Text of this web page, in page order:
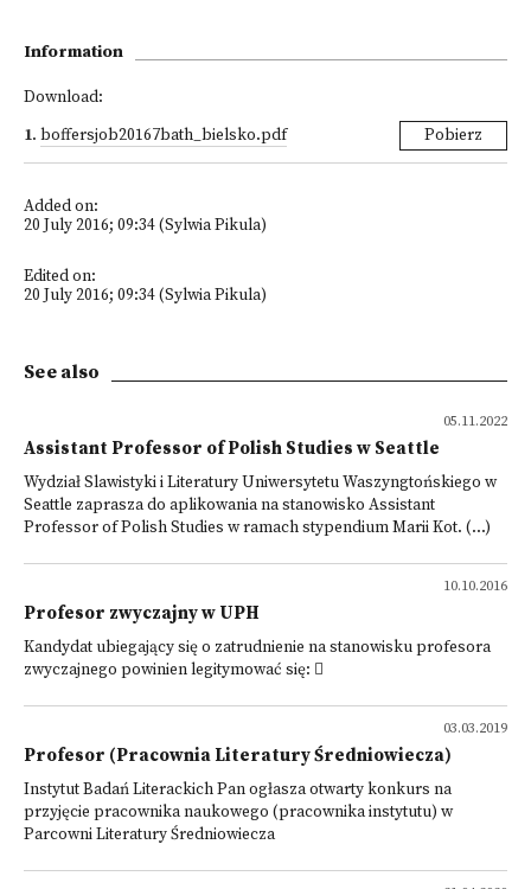
Information
Download:
1. boffersjob20167bath_bielsko.pdf Pobierz
Added on:
20 July 2016; 09:34 (Sylwia Pikula)
Edited on:
20 July 2016; 09:34 (Sylwia Pikula)
See also
05.11.2022
Assistant Professor of Polish Studies w Seattle
Wydział Slawistyki i Literatury Uniwersytetu Waszyngtońskiego w
Seattle zaprasza do aplikowania na stanowisko Assistant
Professor of Polish Studies w ramach stypendium Marii Kot. (...)
10.10.2016
Profesor zwyczajny w UPH
Kandydat ubiegający się o zatrudnienie na stanowisku profesora
zwyczajnego powinien legitymować się: 
03.03.2019
Profesor (Pracownia Literatury Średniowiecza)
Instytut Badań Literackich Pan ogłasza otwarty konkurs na
przyjęcie pracownika naukowego (pracownika instytutu) w
Parcowni Literatury Średniowiecza